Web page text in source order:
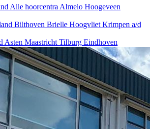
Alle hoorcentraAlmelo Hoogeveen
Bilthoven Brielle HoogvlietKrimpen a/d
Asten MaastrichtTilburg Eindhoven